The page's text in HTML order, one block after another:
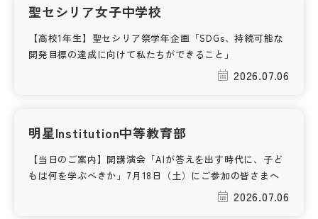
帰国生受験情報
よみもの
学校からのお知らせ
聖セシリア女子中学校
【高校1年生】聖セシリア祭学年企画「SDGs、持続可能な
開発目標の達成に向けて私たちができること」
2026.07.06
明星Institution中等教育部
【当日のご案内】開講演会「AIが答えを出す時代に、子ど
もは何を学ぶべきか」7月18日（土）にご参加の皆さまへ
2026.07.06